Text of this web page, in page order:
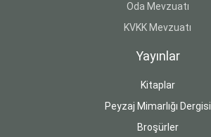
Oda Mevzuatı
KVKK Mevzuatı
Yayınlar
Kitaplar
Peyzaj Mimarlığı Dergisi
Broşürler